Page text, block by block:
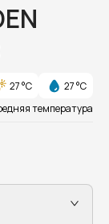
27 °C
27 °C
температура